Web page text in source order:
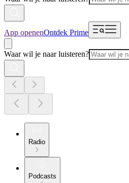
App openenOntdek Prime
Waar wil je naar luisteren?
Radio
Podcasts